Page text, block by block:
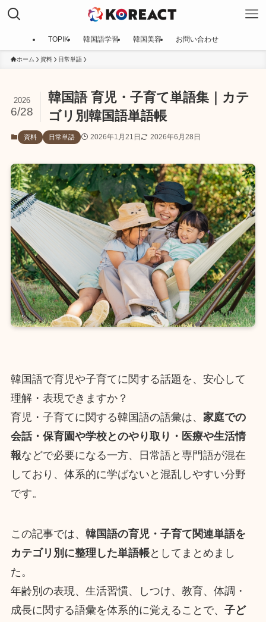
TOPIK 韓国語学習 韓国美容 お問い合わせ
ホーム 資料 日常単語
韓国語 育児・子育て単語集｜カテ
ゴリ別韓国語単語帳
2026
6/28
資料 日常単語 2026年1月21日 2026年6月28日
韓国語で育児や子育てに関する話題を、安心して
理解・表現できますか？
育児・子育てに関する韓国語の語彙は、 家庭での
会話・保育園や学校とのやり取り・医療や生活情
報などで必要になる一方、日常語と専門語が混在
しており、体系的に学ばないと混乱しやすい分野
です。
この記事では、 韓国語の育児・子育て関連単語を
カテゴリ別に整理した単語帳としてまとめまし
た。
年齢別の表現、生活習慣、しつけ、教育、体調・
成長に関する語彙を体系的に覚えることで、 子ど